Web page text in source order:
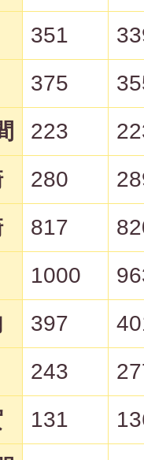
351
375
223
280
817
1000
397
243
131